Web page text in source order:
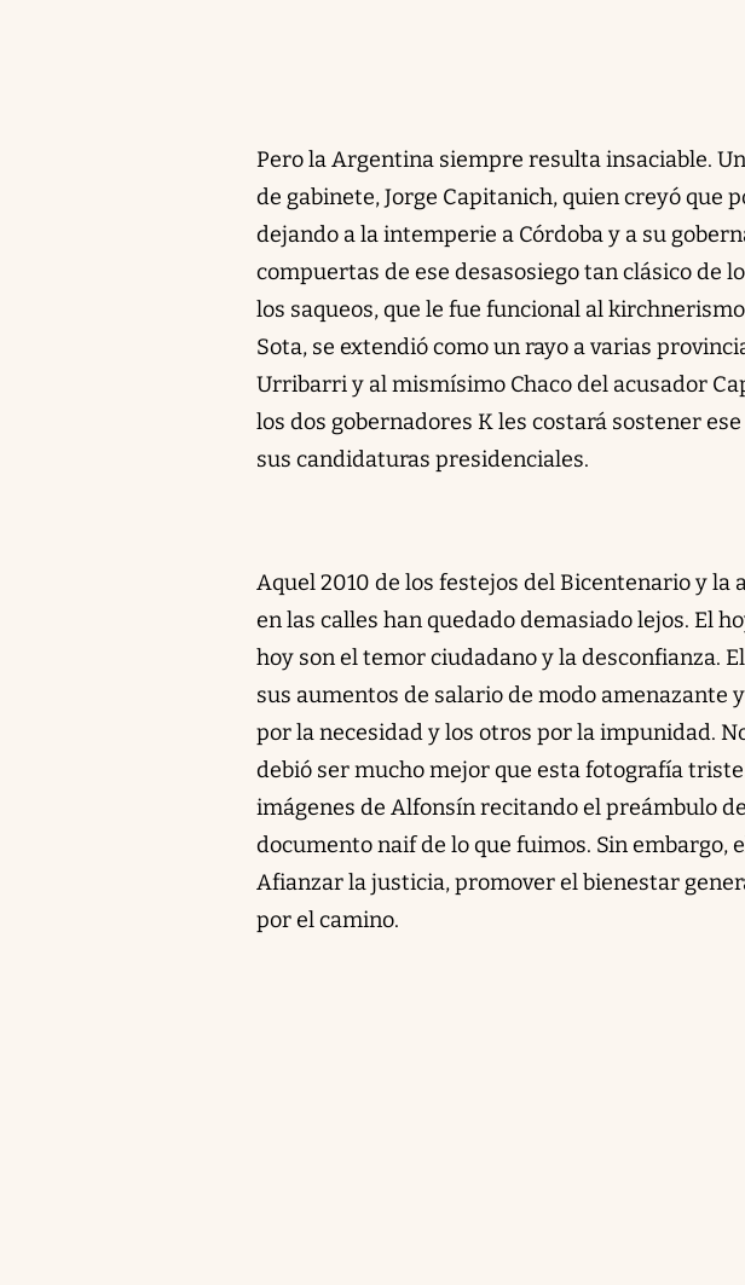
Pero la Argentina siempre resulta insaciable.
de gabinete, Jorge Capitanich, quien creyó que
dejando a la intemperie a Córdoba y a su
compuertas de ese desasosiego tan clásico de
los saqueos, que le fue funcional al
Sota, se extendió como un rayo a varias
Urribarri y al mismísimo Chaco del acusador
los dos gobernadores K les costará sostener
sus candidaturas presidenciales.
Aquel 2010 de los festejos del Bicentenario y
en las calles han quedado demasiado lejos. El
hoy son el temor ciudadano y la desconfianza.
sus aumentos de salario de modo amenazante
por la necesidad y los otros por la impunidad.
debió ser mucho mejor que esta fotografía
imágenes de Alfonsín recitando el preámbulo
documento naif de lo que fuimos. Sin embargo,
Afianzar la justicia, promover el bienestar
por el camino.